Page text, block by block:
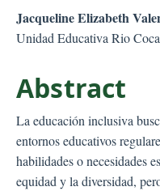
d
e
Jacqueline Elizabeth
Unidad Educativa Rio
Abstract
La educación inclusiva
entornos educativos
habilidades o necesidades
equidad y la diversidad,